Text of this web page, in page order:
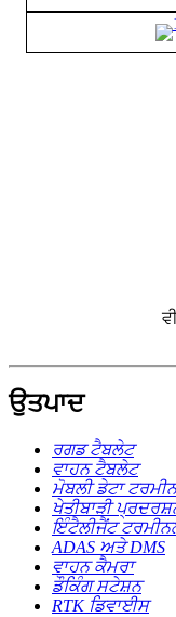
ਉਤਪਾਦ
ਰਗਡ ਟੈਬਲੇਟ
ਵਾਹਨ ਟੈਬਲੇਟ
ਮੋਬਲੀ ਡੇਟਾ
ਖੇਤੀਬਾੜੀ
ਇੰਟੈਲੀਜੈਂਟ
ADAS ਅਤੇ DMS
ਵਾਹਨ ਕੈਮਰਾ
ਡੌਕਿੰਗ ਸਟੇਸ਼ਨ
RTK ਡਿਵਾਈਸ